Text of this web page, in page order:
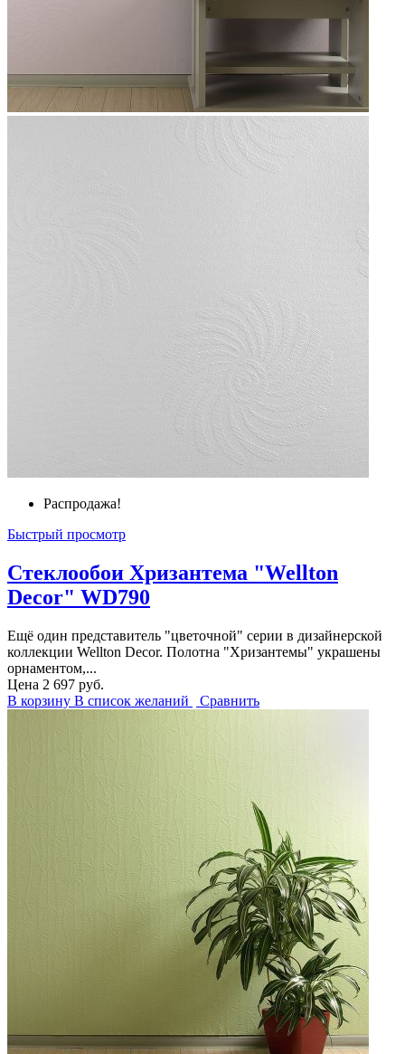
Распродажа!
Быстрый просмотр
Стеклообои Хризантема "Wellton
Decor" WD790
Ещё один представитель "цветочной" серии в дизайнерской
коллекции Wellton Decor. Полотна "Хризантемы" украшены
орнаментом,...
Цена 2 697 руб.
В корзину В список желаний Сравнить